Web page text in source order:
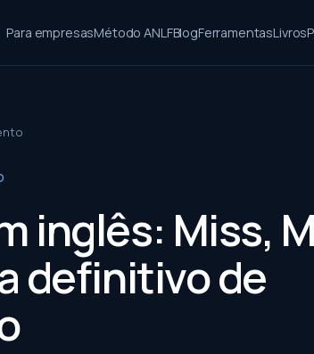
Para empresasMétodo ANLFBlogFerramentasLivros
inglês: Miss,
definitivo de